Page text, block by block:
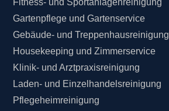
Fitness- und Sportanlagenreinigung
Gartenpflege und Gartenservice
Gebäude- und Treppenhausreinigung
Housekeeping und Zimmerservice
Klinik- und Arztpraxisreinigung
Laden- und Einzelhandelsreinigung
Pflegeheimreinigung